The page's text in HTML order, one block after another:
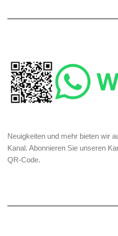
Neuigkeiten und mehr bieten wir
Kanal. Abonnieren Sie unseren
QR-Code.